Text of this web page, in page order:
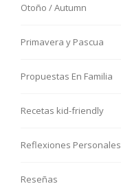
Otoño / Autumn
Primavera y Pascua
Propuestas En Familia
Recetas kid-friendly
Reflexiones Personales
Reseñas